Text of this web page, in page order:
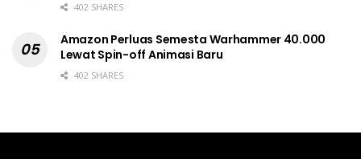
402 SHARES
Amazon Perluas Semesta Warhammer 40.000
Lewat Spin-off Animasi Baru
402 SHARES